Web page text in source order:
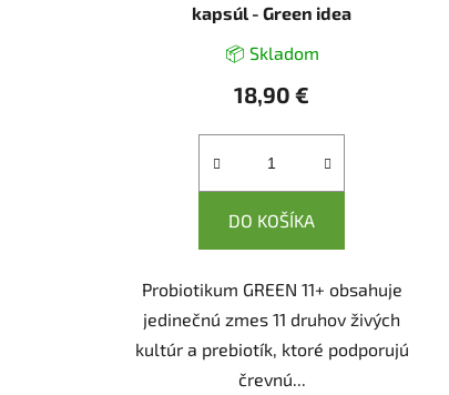
kapsúl - Green idea
📦 Skladom
18,90 €
DO KOŠÍKA
Probiotikum GREEN 11+ obsahuje
jedinečnú zmes 11 druhov živých
kultúr a prebiotík, ktoré podporujú
črevnú...